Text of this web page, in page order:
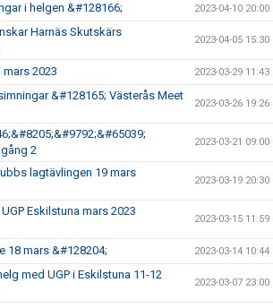
i helgen &#128166; 2023-04-10 20:00
Harnäs Skutskärs
2023-04-05 15:30
2023 2023-03-29 11:43
&#128165; Västerås Meet
2023-03-26 19:26
2
2023-03-21 09:00
lagtävlingen 19 mars
2023-03-19 20:30
Eskilstuna mars 2023
2023-03-15 11:59
18 mars &#128204; 2023-03-14 10:44
med UGP i Eskilstuna 11-12
2023-03-07 23:00